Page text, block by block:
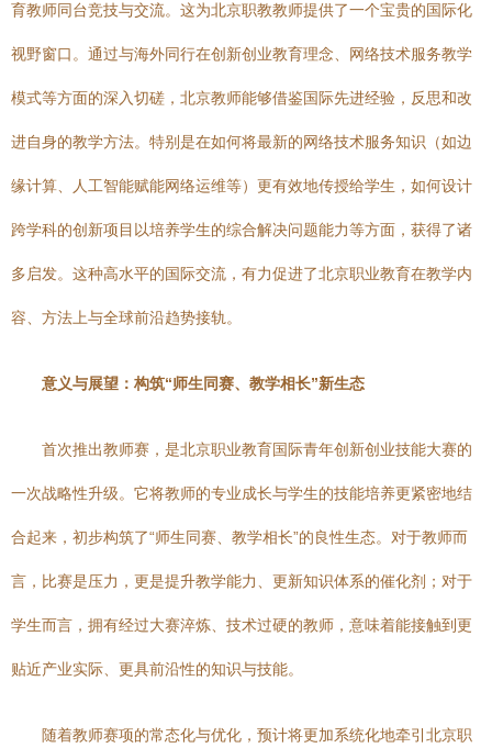
育教师同台竞技与交流。这为北京职教教师提供了一个宝贵的国际化
视野窗口。通过与海外同行在创新创业教育理念、网络技术服务教学
模式等方面的深入切磋，北京教师能够借鉴国际先进经验，反思和改
进自身的教学方法。特别是在如何将最新的网络技术服务知识（如边
缘计算、人工智能赋能网络运维等）更有效地传授给学生，如何设计
跨学科的创新项目以培养学生的综合解决问题能力等方面，获得了诸
多启发。这种高水平的国际交流，有力促进了北京职业教育在教学内
容、方法上与全球前沿趋势接轨。
意义与展望：构筑“师生同赛、教学相长”新生态
首次推出教师赛，是北京职业教育国际青年创新创业技能大赛的
一次战略性升级。它将教师的专业成长与学生的技能培养更紧密地结
合起来，初步构筑了“师生同赛、教学相长”的良性生态。对于教师而
言，比赛是压力，更是提升教学能力、更新知识体系的催化剂；对于
学生而言，拥有经过大赛淬炼、技术过硬的教师，意味着能接触到更
贴近产业实际、更具前沿性的知识与技能。
随着教师赛项的常态化与优化，预计将更加系统化地牵引北京职